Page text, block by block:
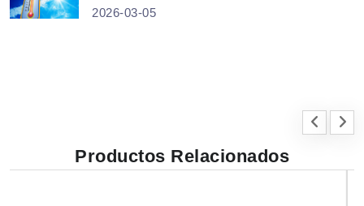
2026-03-05
Productos Relacionados